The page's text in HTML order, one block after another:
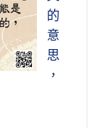
的
意
思
，